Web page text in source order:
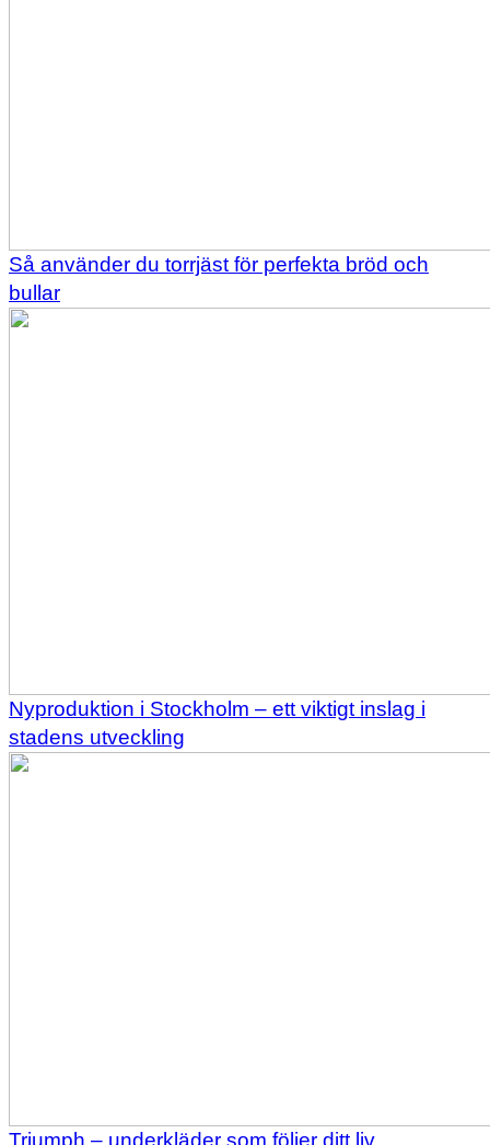
Så använder du torrjäst för perfekta bröd och
bullar
Nyproduktion i Stockholm – ett viktigt inslag i
stadens utveckling